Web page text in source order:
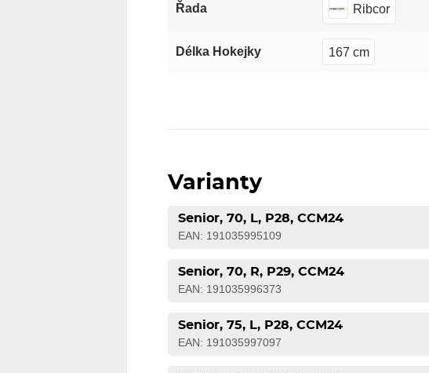
Řada Ribcor
Délka Hokejky 167 cm
Varianty
Senior, 70, L, P28, CCM24
EAN: 191035995109
Senior, 70, R, P29, CCM24
EAN: 191035996373
Senior, 75, L, P28, CCM24
EAN: 191035997097